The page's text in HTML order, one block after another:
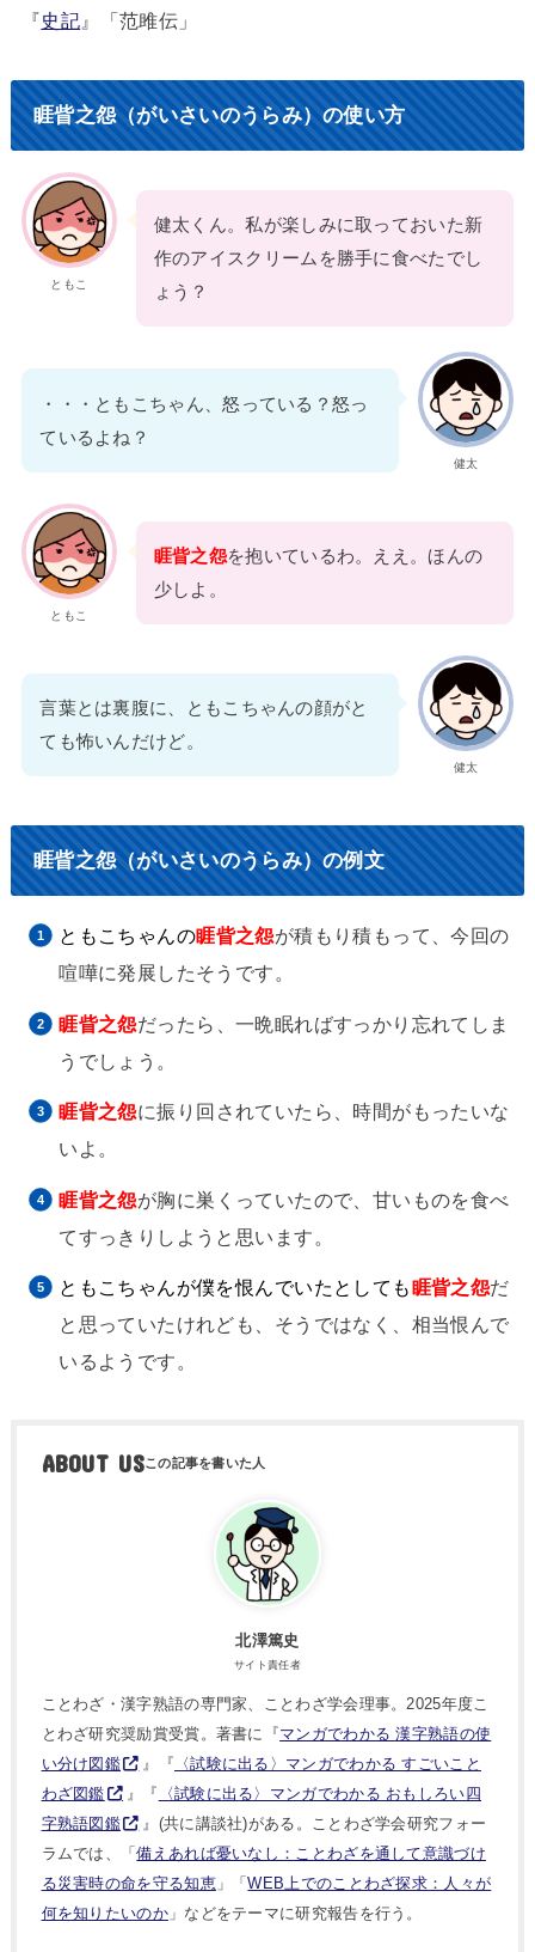
『史記 』「范雎伝」
睚眥之怨（がいさいのうらみ）の使い方
ともこ
健太くん。私が楽しみに取っておいた新
作のアイスクリームを勝手に食べたでし
ょう？
健太
・・・ともこちゃん、怒っている？怒っ
ているよね？
ともこ
睚眥之怨を抱いているわ。ええ。ほんの
少しよ。
健太
言葉とは裏腹に、ともこちゃんの顔がと
ても怖いんだけど。
睚眥之怨（がいさいのうらみ）の例文
ともこちゃんの睚眥之怨が積もり積もって、今回の
喧嘩に発展したそうです。
睚眥之怨だったら、一晩眠ればすっかり忘れてしま
うでしょう。
睚眥之怨に振り回されていたら、時間がもったいな
いよ。
睚眥之怨が胸に巣くっていたので、甘いものを食べ
てすっきりしようと思います。
ともこちゃんが僕を恨んでいたとしても睚眥之怨だ
と思っていたけれども、そうではなく、相当恨んで
いるようです。
ABOUT US
北澤篤史
サイト責任者
ことわざ・漢字熟語の専門家、ことわざ学会理事。2025年度こ
とわざ研究奨励賞受賞。著書に『マンガでわかる 漢字熟語の使
い分け図鑑
』『 〈試験に出る〉マンガでわかる すごいこと
わざ図鑑
』『
〈試験に出る〉マンガでわかる おもしろい四
字熟語図鑑
』(共に講談社)がある。ことわざ学会研究フォー
ラムでは、「備えあれば憂いなし：ことわざを通して意識づけ
る災害時の命を守る知恵」「WEB上でのことわざ探求：人々が
何を知りたいのか」などをテーマに研究報告を行う。